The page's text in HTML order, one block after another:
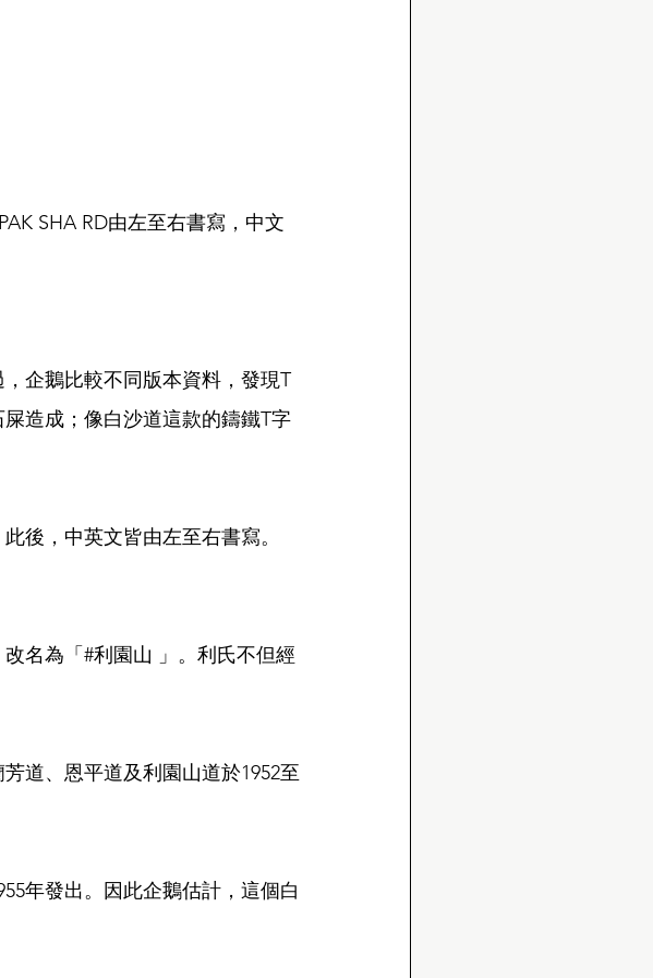
SHA RD由左至右書寫，中文
企鵝比較不同版本資料，發現T
造成；像白沙道這款的鑄鐵T字
後，中英文皆由左至右書寫。
名為「#利園山 」。利氏不但經
道、恩平道及利園山道於1952至
年發出。因此企鵝估計，這個白